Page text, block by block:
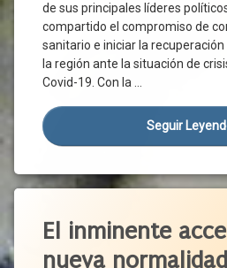
UATAE
UGT
UPTA
Nueva
Normalidad
Organizaciones
Sociales
Pacto De
Recuperación
Pacto
Político
Pandemia
Ávila
de sus principales líderes
compartido el compromiso de
sanitario e iniciar la
la región ante la situación de
Covid-19. Con la …
Seguir
Crisis
Sanitaria
Dependencia
Diálogo
Social
Ejemplaridad
Empleo
El inminente
nueva
Alertas
Sanitarias
Brote